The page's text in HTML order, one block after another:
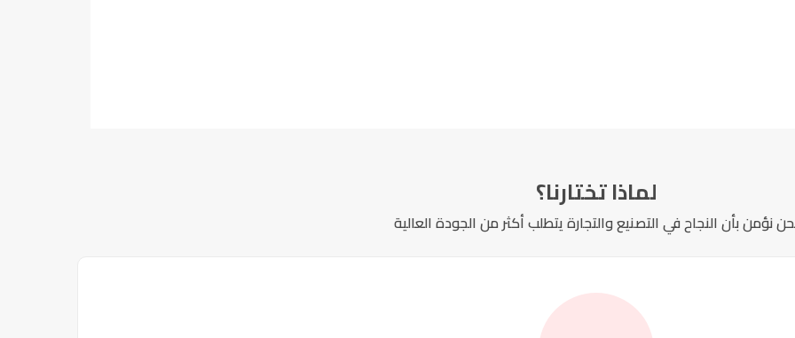
لماذا تختارنا؟
نؤمن بأن النجاح في التصنيع والتجارة يتطلب أكثر من الجودة العالية